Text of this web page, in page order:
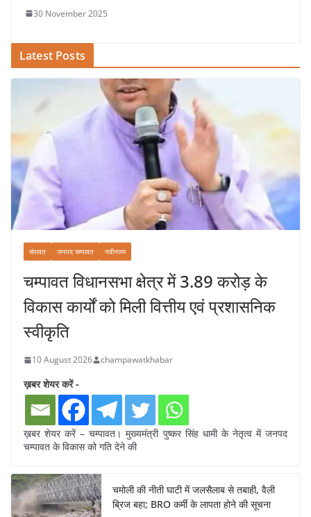
30 November 2025
Latest Posts
चंपावत जनपद चम्पावत नवीनतम
चम्पावत विधानसभा क्षेत्र में 3.89 करोड़ के
विकास कार्यों को मिली वित्तीय एवं प्रशासनिक
स्वीकृति
10 August 2026 champawatkhabar
ख़बर शेयर करें -
ख़बर शेयर करें – चम्पावत। मुख्यमंत्री पुष्कर सिंह धामी के नेतृत्व में जनपद
चम्पावत के विकास को गति देने की
चमोली की नीती घाटी में जलसैलाब से तबाही, वैली
ब्रिज बहा; BRO कर्मी के लापता होने की सूचना